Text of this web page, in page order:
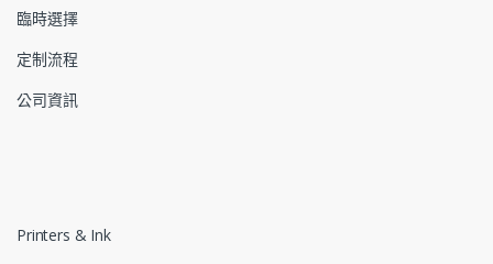
臨時選擇
定制流程
公司資訊
Printers & Ink